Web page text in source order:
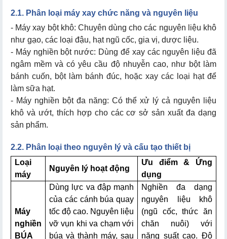
2.1. Phân loại máy xay chức năng và nguyên liệu
- Máy xay bột khô: Chuyên dùng cho các nguyên liệu khô
như gạo, các loại đậu, hạt ngũ cốc, gia vị, dược liệu.
- Máy nghiền bột nước: Dùng để xay các nguyên liệu đã
ngâm mềm và có yêu cầu độ nhuyễn cao, như bột làm
bánh cuốn, bột làm bánh đúc, hoặc xay các loại hạt để
làm sữa hạt.
- Máy nghiền bột đa năng: Có thể xử lý cả nguyên liệu
khô và ướt, thích hợp cho các cơ sở sản xuất đa dạng
sản phẩm.
2.2. Phân loại theo nguyên lý và cấu tạo thiết bị
Loại
máy
Nguyên lý hoạt động
Ưu điểm & Ứng
dụng
Máy
nghiền
BÚA
Dùng lực va đập mạnh
của các cánh búa quay
tốc độ cao. Nguyên liệu
vỡ vụn khi va chạm với
búa và thành máy, sau
Nghiền đa dạng
nguyên liệu khô
(ngũ cốc, thức ăn
chăn nuôi) với
năng suất cao. Độ